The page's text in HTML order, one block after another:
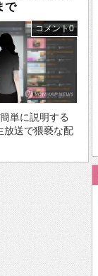
で
コメント0
単に説明する
放送で猥褻な配